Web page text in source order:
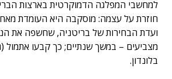
למחשבי המפלגה הדמוקרטית בארצות
חוזרת על עצמה: מוסקבה היא העומדת
מצביעים – במשך שנתיים; כך קבעו אתמול
בלונדון.